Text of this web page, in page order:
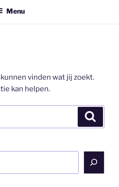
Menu
vinden wat jij zoekt.
kan helpen.